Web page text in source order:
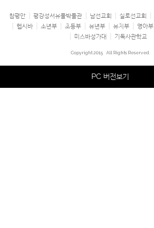
참평안 평강성서유물박물관 남선교회 실로선교회
헵시바
소년부 초등부 유년부 유치부 영아부
미스바성가대
기독사관학교
Copyright 2015 All Rights Reserved.
PC 버전보기